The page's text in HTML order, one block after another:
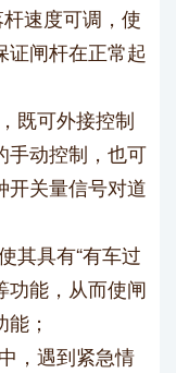
速度可调，使
证闸杆在正常起
既可外接控制
手动控制，也可
开关量信号对道
其具有“有车过
功能，从而使闸
；
，遇到紧急情